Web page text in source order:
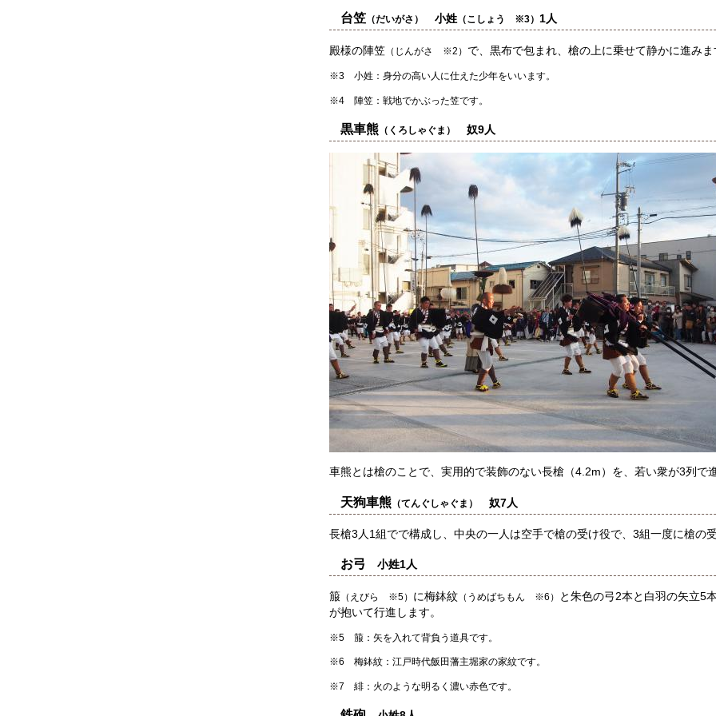
台笠 （だいがさ） 小姓 （こしょう ※3） 1人
殿様の陣笠 （じんがさ ※2） で、黒布で包まれ、槍の上に乗せて静かに進みま
※3 小姓：身分の高い人に仕えた少年をいいます。
※4 陣笠：戦地でかぶった笠です。
黒車熊 （くろしゃぐま） 奴9人
車熊とは槍のことで、実用的で装飾のない長槍（4.2m）を、若い衆が3列で
天狗車熊 （てんぐしゃぐま） 奴7人
長槍3人1組でで構成し、中央の一人は空手で槍の受け役で、3組一度に槍の
お弓 小姓1人
箙 （えびら ※5） に梅鉢紋 （うめばちもん ※6）
と朱色の弓2本と白羽の矢立5
が抱いて行進します。
※5 箙：矢を入れて背負う道具です。
※6 梅鉢紋：江戸時代飯田藩主堀家の家紋です。
※7 緋：火のような明るく濃い赤色です。